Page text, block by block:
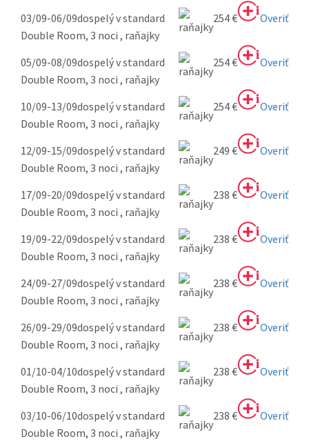
03/09-06/09dospelý v standard
Double Room, 3 noci , raňajky
254 € Overiť
05/09-08/09dospelý v standard
Double Room, 3 noci , raňajky
254 € Overiť
10/09-13/09dospelý v standard
Double Room, 3 noci , raňajky
254 € Overiť
12/09-15/09dospelý v standard
Double Room, 3 noci , raňajky
249 € Overiť
17/09-20/09dospelý v standard
Double Room, 3 noci , raňajky
238 € Overiť
19/09-22/09dospelý v standard
Double Room, 3 noci , raňajky
238 € Overiť
24/09-27/09dospelý v standard
Double Room, 3 noci , raňajky
238 € Overiť
26/09-29/09dospelý v standard
Double Room, 3 noci , raňajky
238 € Overiť
01/10-04/10dospelý v standard
Double Room, 3 noci , raňajky
238 € Overiť
03/10-06/10dospelý v standard
Double Room, 3 noci , raňajky
238 € Overiť